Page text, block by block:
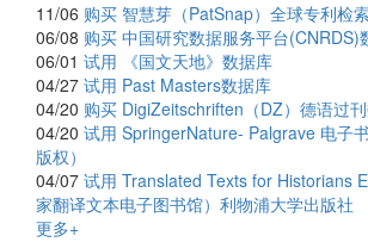
11/06 购买 智慧芽（PatSnap）全球专利检
06/08 购买 中国研究数据服务平台(CNRDS)
06/01 试用
《国文天地》数据库
04/27 试用 Past Masters数据库
04/20 购买 DigiZeitschriften（DZ）德语过
04/20 试用 SpringerNature- Palgrave 电子
版权）
04/07 试用 Translated Texts for Historians
家翻译文本电子图书馆）利物浦大学出版社
更多+